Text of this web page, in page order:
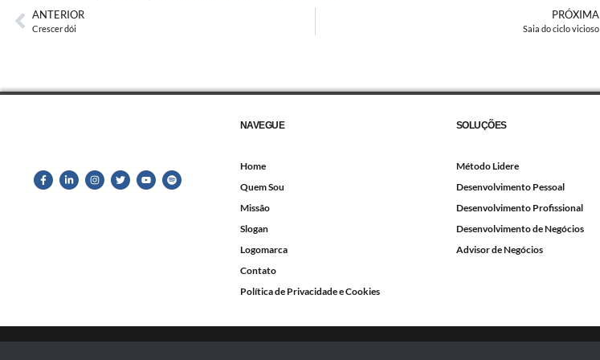
ANTERIOR
Crescer dói
PRÓXIMA
Saia do ciclo vicioso
NAVEGUE
Home
Quem Sou
Missão
Slogan
Logomarca
Contato
Política de Privacidade e Cookies
SOLUÇÕES
Método Lidere
Desenvolvimento Pessoal
Desenvolvimento Profissional
Desenvolvimento de Negócios
Advisor de Negócios